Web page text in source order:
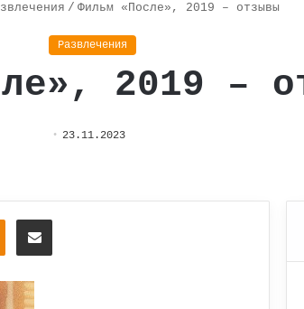
/ Фильм «После», 2019 – отзывы
Развлечения
2019 –
23.11.2023
Одноклассники
Поделиться через электронную почту